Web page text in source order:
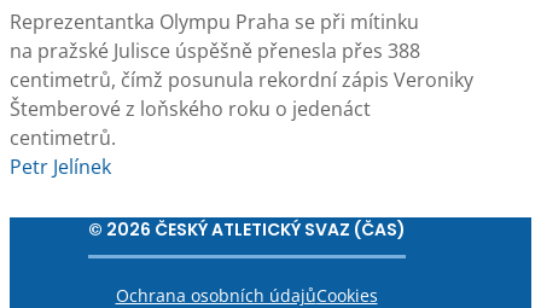
Reprezentantka Olympu Praha se při mítinku
na pražské Julisce úspěšně přenesla přes 388
centimetrů, čímž posunula rekordní zápis Veroniky
Štemberové z loňského roku o jedenáct
centimetrů.
Petr Jelínek
© 2026 ČESKÝ ATLETICKÝ SVAZ (ČAS)
Ochrana osobních údajůCookies